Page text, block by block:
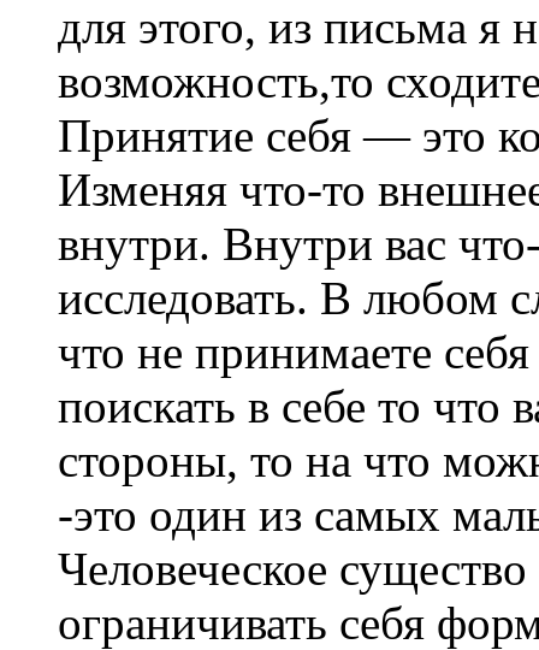
для этого, из письма я
возможность,то
Принятие себя — это
Изменяя что-то
внутри. Внутри вас
исследовать. В любом
что не принимаете
поискать в себе то что
стороны, то на что
-это один из самых
Человеческое
ограничивать себя